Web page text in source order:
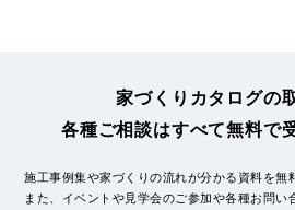
家づくりカタログの
各種ご相談はすべて無料で
施工事例集や家づくりの流れが分かる資料を無
また、イベントや見学会のご参加や各種お問い